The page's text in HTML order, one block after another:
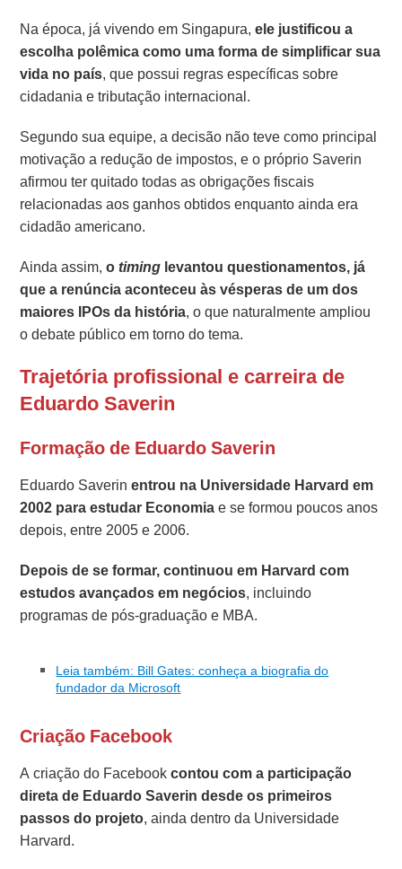
Na época, já vivendo em Singapura,ele justificou a
escolha polêmica como uma forma de simplificar sua
vida no país, que possui regras específicas sobre
cidadania e tributação internacional.
Segundo sua equipe, a decisão não teve como principal
motivação a redução de impostos, e o próprio Saverin
afirmou ter quitado todas as obrigações fiscais
relacionadas aos ganhos obtidos enquanto ainda era
cidadão americano.
Ainda assim,otiming levantou questionamentos, já
que a renúncia aconteceu às vésperas de um dos
maiores IPOs da história, o que naturalmente ampliou
o debate público em torno do tema.
Trajetória profissional e carreira de
Eduardo Saverin
Formação de Eduardo Saverin
Eduardo Saverinentrou na Universidade Harvard em
2002 para estudar Economiae se formou poucos anos
depois, entre 2005 e 2006.
Depois de se formar, continuou em Harvard com
estudos avançados em negócios, incluindo
programas de pós-graduação e MBA.
Leia também: Bill Gates: conheça a biografia do
fundador da Microsoft
Criação Facebook
A criação do Facebookcontou com a participação
direta de Eduardo Saverin desde os primeiros
passos do projeto, ainda dentro da Universidade
Harvard.